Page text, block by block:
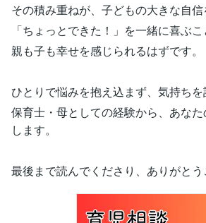
その積み重ねが、子どもの大きな自信
「ちょっとできた！」を一緒に喜ぶこ
親も子も幸せを感じられるはずです。
ひとりで悩みを抱え込まず、気持ち
保育士・母としての経験から、あな
します。
最後まで読んでくださり、ありがとう